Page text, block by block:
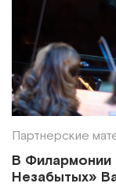
Партнерские
В Филармонии
Незабытых»